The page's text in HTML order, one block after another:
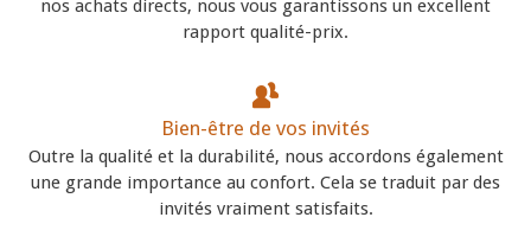
nos achats directs, nous vous garantissons un excellent
rapport qualité-prix.
Bien-être de vos invités
Outre la qualité et la durabilité, nous accordons également
une grande importance au confort. Cela se traduit par des
invités vraiment satisfaits.